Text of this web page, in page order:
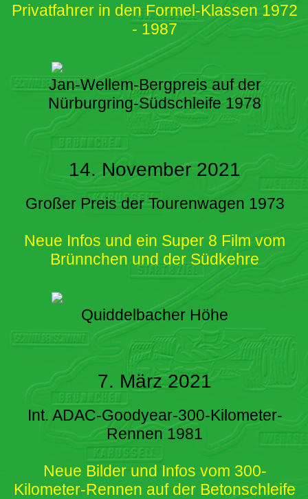
Privatfahrer in den Formel-Klassen 1972
- 1987
Jan-Wellem-Bergpreis auf der
Nürburgring-Südschleife 1978
14. November 2021
Großer Preis der Tourenwagen 1973
Neue Infos und ein Super 8 Film vom
Brünnchen und der Südkehre
Quiddelbacher Höhe
7. März 2021
Int. ADAC-Goodyear-300-Kilometer-
Rennen 1981
Neue Bilder und Infos vom 300-
Kilometer-Rennen auf der Betonschleife